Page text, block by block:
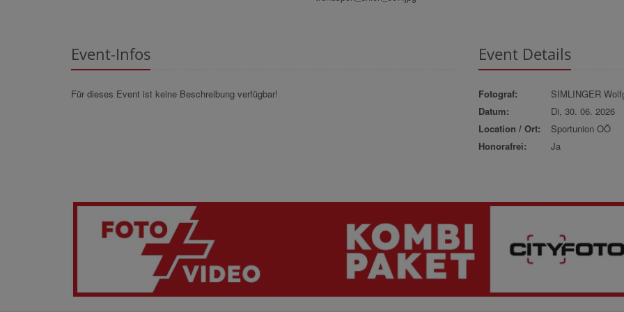
Event-Infos
Für dieses Event ist keine Beschreibung verfügbar!
Event Details
Fotograf:
SIMLINGER
Datum:
Di, 30. 06. 2026
Location / Ort:
Sportunion OÖ
Honorafrei:
Ja